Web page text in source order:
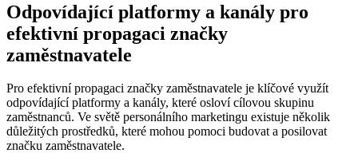
Odpovídající platformy a kanály pro
efektivní propagaci značky
zaměstnavatele
Pro efektivní propagaci značky zaměstnavatele je klíčové využít
odpovídající platformy a⁤ kanály, které osloví cílovou skupinu
zaměstnanců.⁢ Ve světě personálního‍ marketingu existuje​ několik
důležitých ‌prostředků, které‌ mohou pomoci ‍budovat ⁣a posilovat
značku ‌zaměstnavatele.